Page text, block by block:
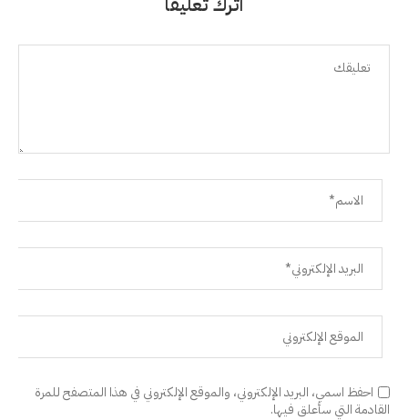
احفظ اسمي، البريد الإلكتروني، والموقع الإلكتروني في هذا المتصفح للمرة
القادمة التي سأعلق فيها.